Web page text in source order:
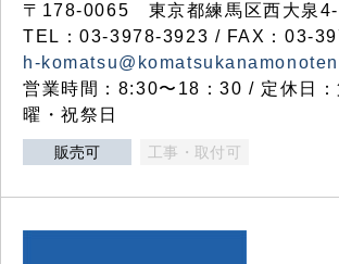
〒178-0065 東京都練馬区西大泉
TEL：03-3978-3923 / FAX：03-
h-
営業時間：8:30〜18：30 / 定休日：
曜・祝祭日
販売可 工事・取付可